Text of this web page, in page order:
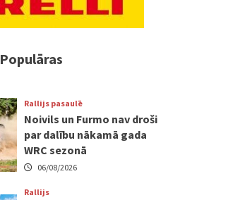
Populāras
Rallijs pasaulē
Noivils un Furmo nav droši
par dalību nākamā gada
WRC sezonā
06/08/2026
Rallijs